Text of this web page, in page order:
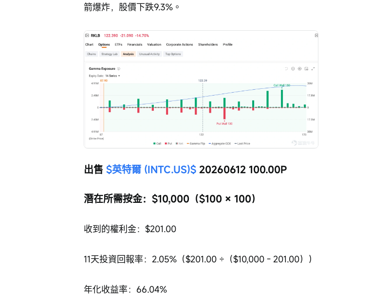
箭爆炸，股價下跌9.3%。
出售 $英特爾 (INTC.US)$ 20260612 100.00P
潛在所需按金：$10,000（$100 × 100）
收到的權利金：$201.00
11天投資回報率：2.05%（$201.00 ÷（$10,000 - 201.00））
年化收益率：66.04%